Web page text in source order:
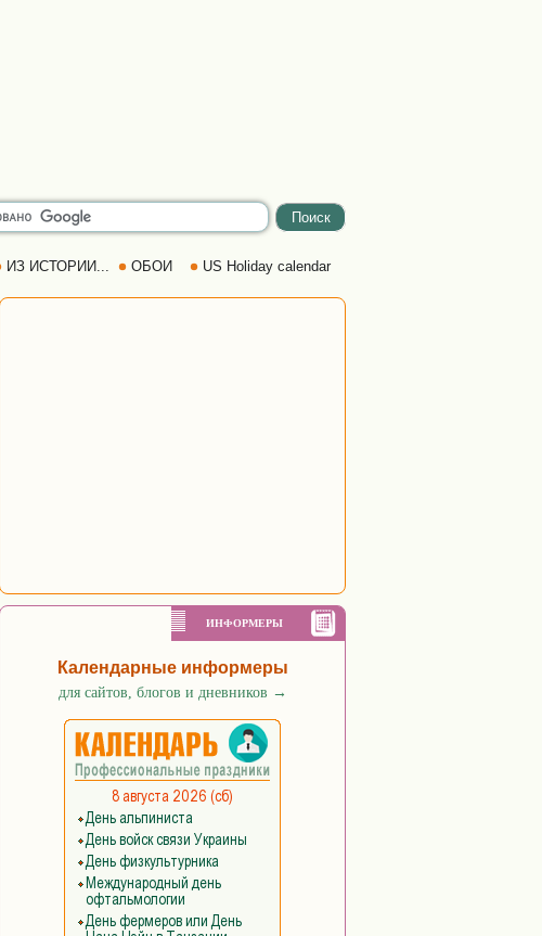
ИЗ ИСТОРИИ... ОБОИ US Holiday calendar
ИНФОРМЕРЫ
Календарные информеры
для сайтов, блогов и дневников →